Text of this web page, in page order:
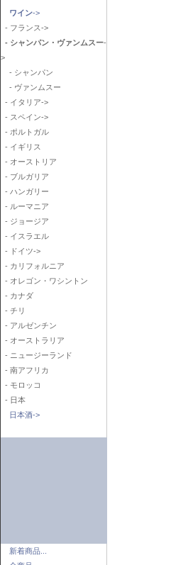
ワイン->
- フランス->
- シャンパン・ヴァンムスー-
>
- シャンパン
- ヴァンムスー
- イタリア->
- スペイン->
- ポルトガル
- イギリス
- オーストリア
- ブルガリア
- ハンガリー
- ルーマニア
- ジョージア
- イスラエル
- ドイツ->
- カリフォルニア
- オレゴン・ワシントン
- カナダ
- チリ
- アルゼンチン
- オーストラリア
- ニュージーランド
- 南アフリカ
- モロッコ
- 日本
日本酒->
新着商品...